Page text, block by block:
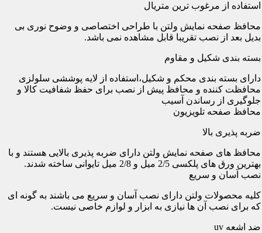
استفاده از مرغوب ترین متریال
محافظ صفحه نمایش ولتن با طراحی اختصاصی و وضوح نوری بی
بدیل بعد از نصب تقریبا قابل مشاهده نمی باشد.
بسته بندی شکیل و مقاوم
دارای بسته بندی محکم و شکیل،استفاده از لایه پوششی سلولزی
محافظت کننده و محافظ پیش از نصب برای حفظ شفافیت کالا و
جلوگیری از رساندن آسیب
محافظ صفحه تلویزیون
ضربه پذیری بالا
محافظ های صفحه نمایش ولتن دارای ضربه پذیری بالایی هستند و با
بهترین ورق های پلکسی 2/5 میل و 2/8 میل تایوانی ساخته شدند.
نصب آسان و سریع
کلیه محصولات ولتن دارای نصب آسان و سریع می باشند به گونه ای
که برای نصب آن ها نیازی به ابزار و لوازم خاصی نیست.
ضد اشعه uv